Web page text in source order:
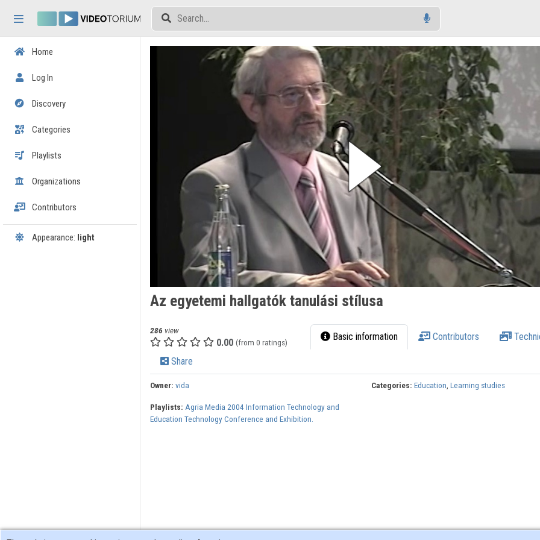
Home
Log In
Discovery
Categories
Playlists
Organizations
Contributors
Appearance: light
Az egyetemi hallgatók tanulási stílusa
286 view
0.00 (from 0 ratings) Basic information Contributors
Share
Owner: vida Categories: Education,Learning studies
Playlists: Agria Media 2004 Information Technology and
Education Technology Conference and Exhibition.